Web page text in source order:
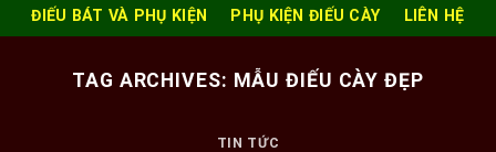
ĐIẾU BÁT VÀ PHỤ KIỆN PHỤ KIỆN ĐIẾU CÀY LIÊN HỆ
TAG ARCHIVES: MẪU ĐIẾU CÀY ĐẸP
TIN TỨC